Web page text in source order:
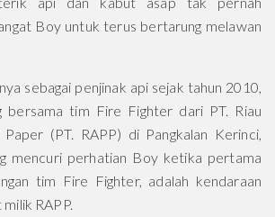
Boy untuk terus bertarung melawan
sebagai penjinak api sejak tahun 2010,
bersama tim Fire Fighter dari PT. Riau
(PT. RAPP) di Pangkalan Kerinci,
mencuri perhatian Boy ketika pertama
tim Fire Fighter, adalah kendaraan
RAPP.